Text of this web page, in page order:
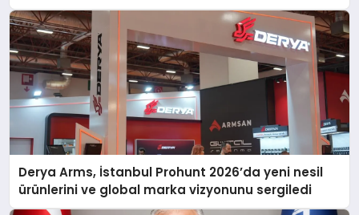
Derya Arms, İstanbul Prohunt 2026’da yeni nesil
ürünlerini ve global marka vizyonunu sergiledi